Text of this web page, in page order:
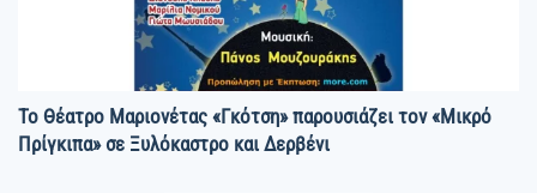
Το Θέατρο Μαριονέτας «Γκότση» παρουσιάζει τον «Μικρό
Πρίγκιπα» σε Ξυλόκαστρο και Δερβένι